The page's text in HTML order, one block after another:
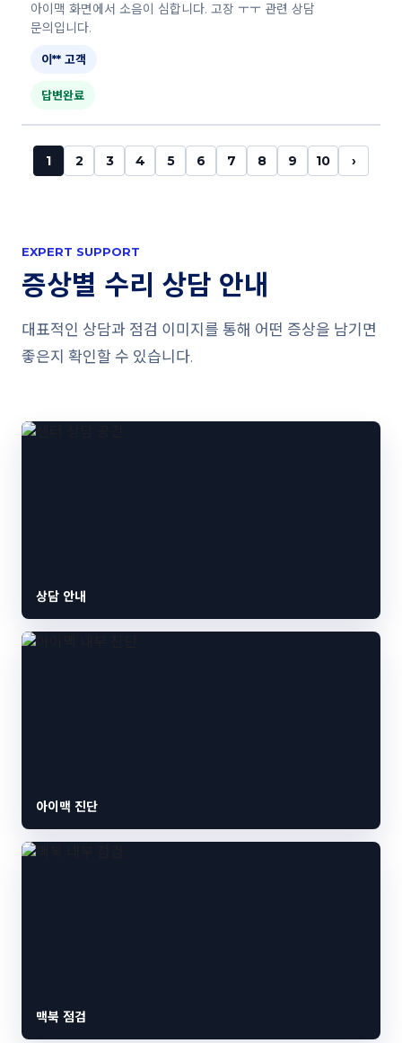
아이맥 화면에서 소음이 심합니다. 고장 ㅜㅜ 관련 상담
문의입니다.
이** 고객
답변완료
1 2 3 4 5 6 7 8 9 10 ›
EXPERT SUPPORT
증상별 수리 상담 안내
대표적인 상담과 점검 이미지를 통해 어떤 증상을 남기면
좋은지 확인할 수 있습니다.
상담 안내
아이맥 진단
맥북 점검